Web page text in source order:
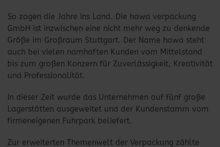
So zogen die Jahre ins Land. Die hawa verpackung
GmbH ist inzwischen eine nicht mehr weg zu denkende
Größe im Großraum Stuttgart. Der Name hawa steht
auch bei vielen namhaften Kunden vom Mittelstand
bis zum großen Konzern für Zuverlässigkeit, Kreativität
und Professionalität.
In dieser Zeit wurde das Unternehmen auf fünf große
Lagerstätten ausgeweitet und der Kundenstamm vom
firmeneigenen Fuhrpark beliefert.
Zur erweiterten Themenwelt der Verpackung zählte